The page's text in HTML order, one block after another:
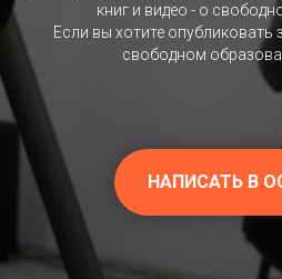
книг и видео - о
Если вы хотите опубликовать
свободном
НАПИСАТЬ В